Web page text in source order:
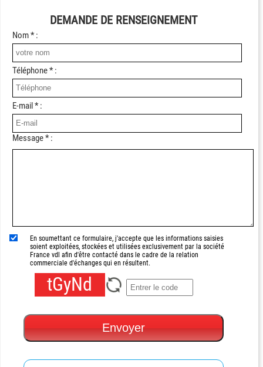
DEMANDE DE RENSEIGNEMENT
Nom * :
Téléphone * :
E-mail * :
Message * :
En soumettant ce formulaire, j'accepte que les informations saisies
soient exploitées, stockées et utilisées exclusivement par la société
France vdl afin d'être contacté dans le cadre de la relation
commerciale d'échanges qui en résultent.
tGyNd
Envoyer